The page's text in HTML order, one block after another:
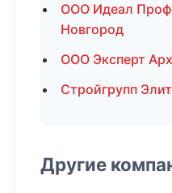
ООО Идеал
Новгород
ООО Эксперт
Стройгрупп
Другие